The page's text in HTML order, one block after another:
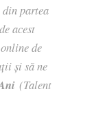
partea
acest
de
și să ne
(Talent